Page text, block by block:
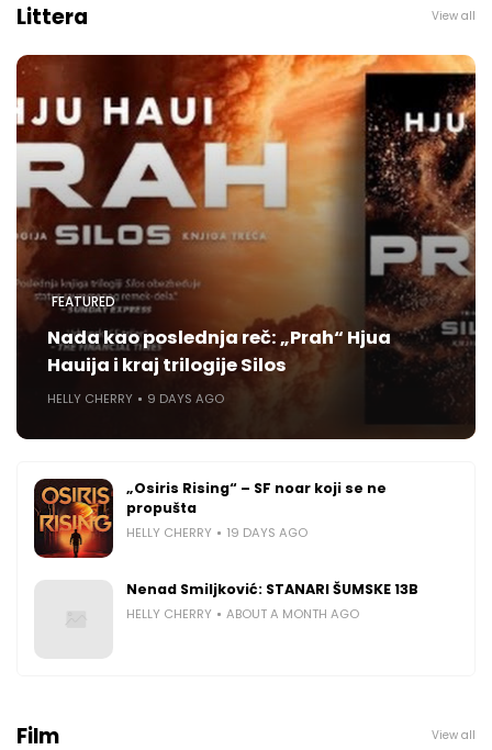
Littera View all
FEATURED
Nada kao poslednja reč: „Prah“ Hjua
Hauija i kraj trilogije Silos
HELLY CHERRY 9 DAYS AGO
„Osiris Rising“ – SF noar koji se ne
propušta
HELLY CHERRY 19 DAYS AGO
Nenad Smiljković: STANARI ŠUMSKE 13B
HELLY CHERRY ABOUT A MONTH AGO
Film View all